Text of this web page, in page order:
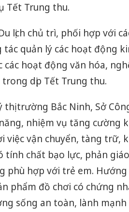
Tết Trung thu.
lịch chủ trì, phối hợp với
quản lý các hoạt động
hoạt động văn hóa,
dịp Tết Trung thu.
thị trường Bắc Ninh, Sở
nhiệm vụ tăng cường
việc vận chuyển, tàng trữ,
tính chất bạo lực, phản
phù hợp với trẻ em.
phẩm đồ chơi có chứng
sống an toàn, lành mạnh